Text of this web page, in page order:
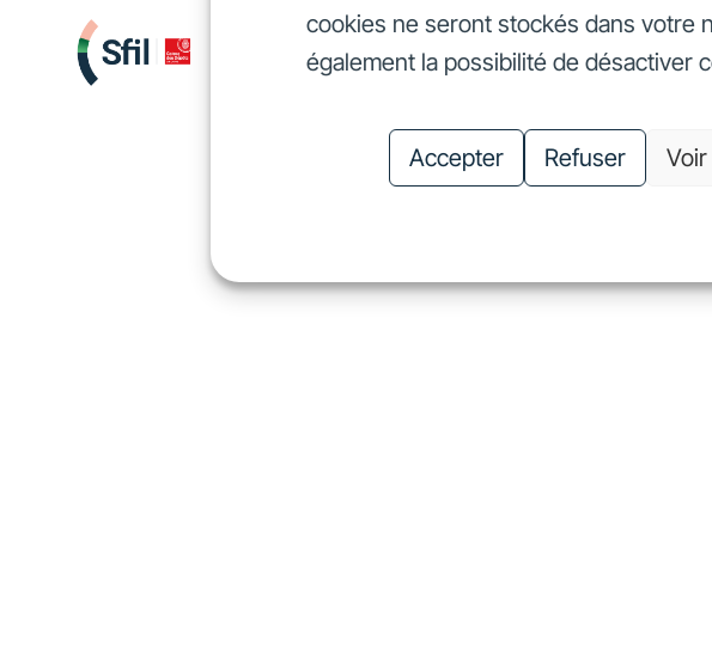
cookies ne seront stockés dans votre
également la possibilité de désactiver
Accepter Refuser
Nous finançons
Nous finançons
Investisseurs
Investisseurs
Nos